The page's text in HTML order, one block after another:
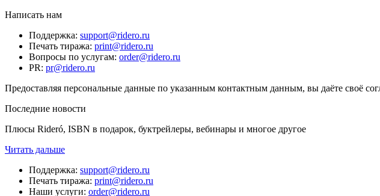
Написать нам
Поддержка: support@ridero.ru
Печать тиража: print@ridero.ru
Вопросы по услугам: order@ridero.ru
PR: pr@ridero.ru
Предоставляя персональные данные по указанным контактным данным, вы даёте своё
Последние новости
Плюсы Rideró, ISBN в подарок, буктрейлеры, вебинары и многое другое
Читать дальше
Поддержка: support@ridero.ru
Печать тиража: print@ridero.ru
Наши услуги: order@ridero.ru